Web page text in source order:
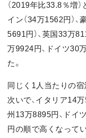
（2019年比33.8％増
イン（34万1562円）、
5691円）、英国33万
万9924円、ドイツ30
た。
同じく1人当たりの宿
次いで、イタリア14
州13万8895円、ドイ
円の順で高くなって